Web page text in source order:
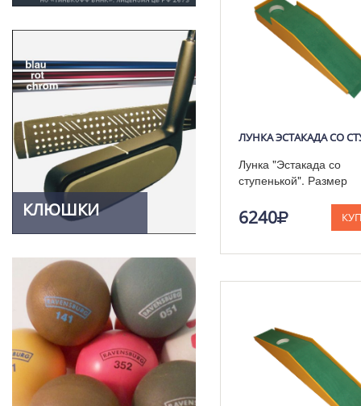
КЛЮШКИ
Лунка "Эстакада со
ступенькой". Размер
6240